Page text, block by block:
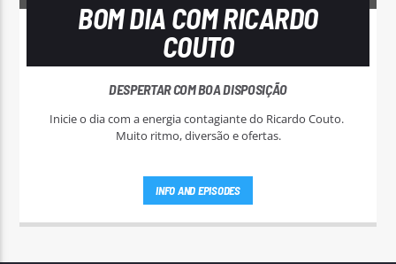
BOM DIA COM RICARDO
COUTO
DESPERTAR COM BOA DISPOSIÇÃO
Inicie o dia com a energia contagiante do Ricardo Couto.
Muito ritmo, diversão e ofertas.
INFO AND EPISODES